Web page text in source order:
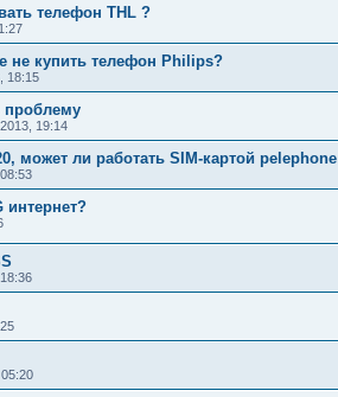
телефон THL ?
не купить телефон Philips?
18:15
проблему
19:14
может ли работать SIM-картой pelephone
интернет?